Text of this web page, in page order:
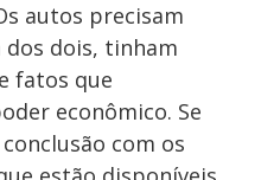
autos precisam
dos dois, tinham
fatos que
econômico. Se
com os